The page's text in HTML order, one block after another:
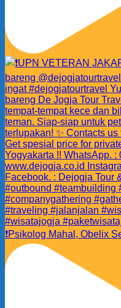
❗️Psikolog Mahal, Obelix